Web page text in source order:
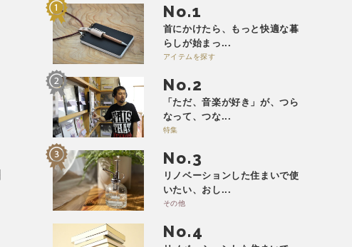
No.
首にかけたら、もっと快適な暮
らしが始まっ...
アイテムを探す
No.
「ただ、音楽が好き」が、つら
なって、つな...
特集
No.
リノベーションした住まいで使
いたい、おし...
その他
No.